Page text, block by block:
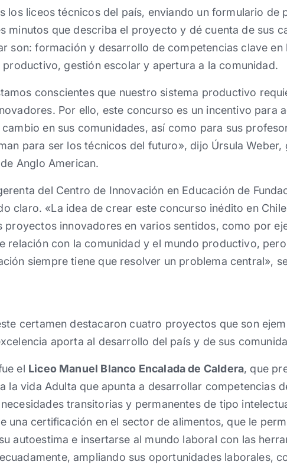
los liceos técnicos del país, enviando un formulario de
minutos que describa el proyecto y dé cuenta de sus
son: formación y desarrollo de competencias clave en
gestión escolar y apertura a la comunidad.
conscientes que nuestro sistema productivo
Por ello, este concurso es un incentivo para
en sus comunidades, así como para sus
para ser los técnicos del futuro», dijo Úrsula Weber,
Anglo American.
del Centro de Innovación en Educación de
claro. «La idea de crear este concurso inédito en
proyectos innovadores en varios sentidos, como por
relación con la comunidad y el mundo productivo,
siempre tiene que resolver un problema central»,
certamen destacaron cuatro proyectos que son
aporta al desarrollo del país y de sus
el Liceo Manuel Blanco Encalada de Caldera, que
la vida Adulta que apunta a desarrollar competencias
transitorias y permanentes de tipo
una certificación en el sector de alimentos, que le
autoestima e insertarse al mundo laboral con las
ampliando sus oportunidades laborales,